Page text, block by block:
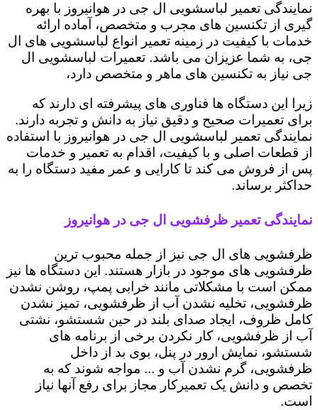
نمایندگی تعمیر لباسشویی ال جی در هوانیروز با بهره
گیری از تکنسین های مجرب و متخصص، آماده ارائه
خدمات با کیفیت در زمینه تعمیر انواع لباسشویی های ال
جی، به شما عزیزان می باشد. تعمیرات لباسشویی ال
جی نیاز به تکنسین های ماهر و متخصص دارد،
زیرا این دستگاه ها فناوری های پیشرفته ای دارند که
برای تعمیرات صحیح و دقیق نیاز به دانش و تجربه دارند.
نمایندگی تعمیر لباسشویی ال جی در هوانیروز با استفاده
از قطعات اصلی و با کیفیت، اقدام به تعمیر و خدمات
پس از فروش می کند تا کارایی و عمر مفید دستگاه را به
حداکثر برساند.
نمایندگی تعمیر ظرفشویی ال جی در هوانیروز
ظرفشویی های ال جی نیز از جمله محبوب ترین
ظرفشویی های موجود در بازار هستند. این دستگاه ها نیز
ممکن است با مشکلاتی مانند خرابی پمپ، روشن نشدن
ظرفشویی، تخلیه نشدن آب از ظرفشویی، تمیز نشدن
کامل ظروف، ایجاد صدای بلند در حین شستشو، نشتی
آب از ظرفشویی، کار نکردن برخی از برنامه های
شستشو، نمایش ارور در پنل، بوی بد از داخل
ظرفشویی، گرم نشدن آب و ... مواجه شوند که به
تخصص و دانش یک تعمیرکار مجاز برای رفع آنها نیاز
است.